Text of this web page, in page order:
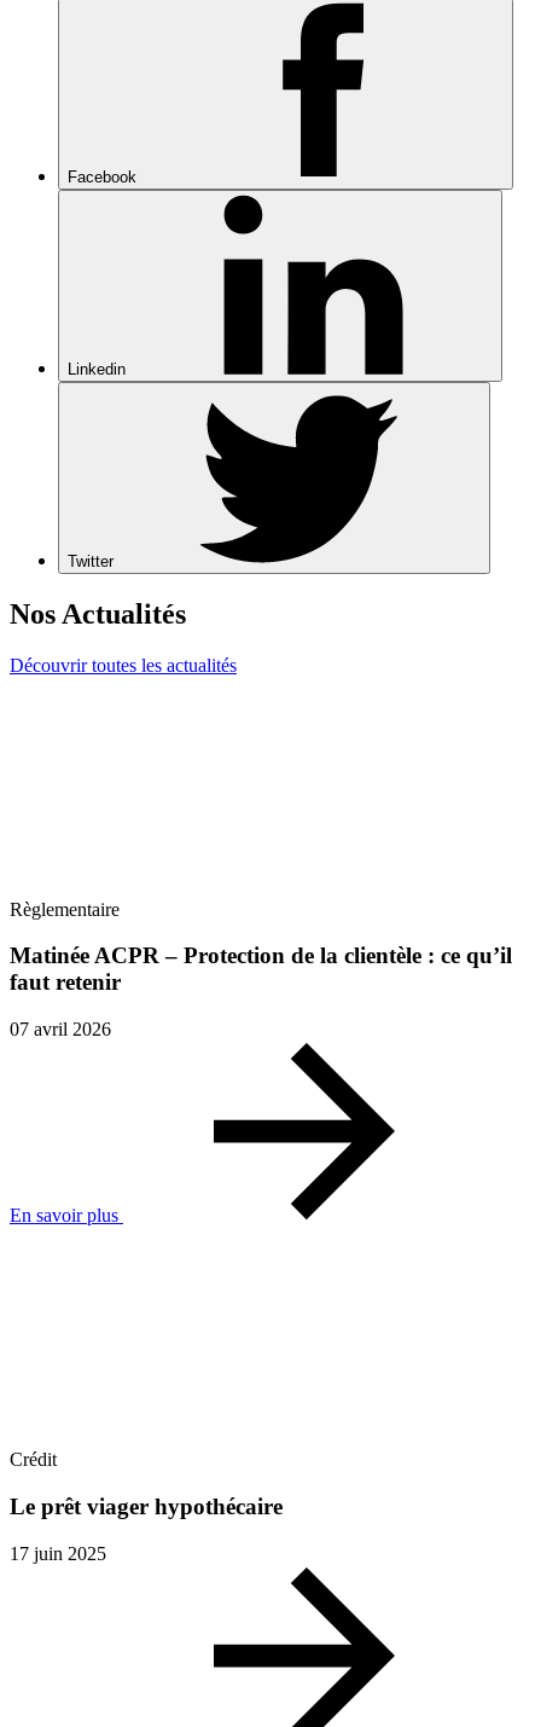
Facebook
Linkedin
Twitter
Nos Actualités
Découvrir toutes les actualités
Règlementaire
Matinée ACPR – Protection de la clientèle : ce qu’il
faut retenir
07 avril 2026
En savoir plus
Crédit
Le prêt viager hypothécaire
17 juin 2025